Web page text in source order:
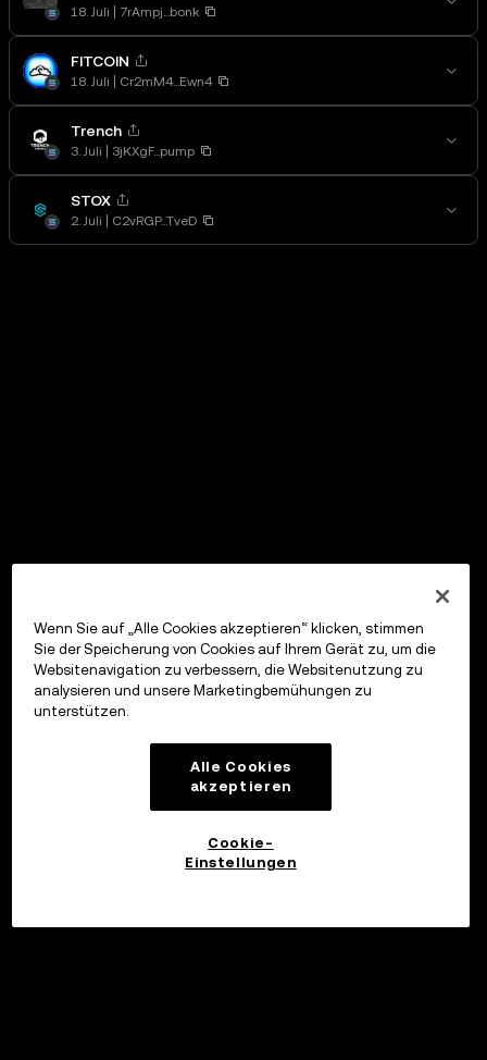
18. Juli 7rAmpj...bonk
FITCOIN
18. Juli Cr2mM4...Ewn4
Trench
3. Juli 3jKXgF...pump
STOX
2. Juli C2vRGP...TveD
Wenn Sie auf „Alle Cookies akzeptieren“ klicken, stimmen
Sie der Speicherung von Cookies auf Ihrem Gerät zu, um die
Websitenavigation zu verbessern, die Websitenutzung zu
analysieren und unsere Marketingbemühungen zu
unterstützen.
Alle Cookies
akzeptieren
Cookie-
Einstellungen